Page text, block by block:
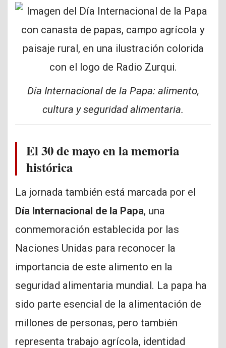
Día Internacional de la Papa: alimento,
cultura y seguridad alimentaria.
El 30 de mayo en la memoria
histórica
La jornada también está marcada por el
Día Internacional de la Papa, una
conmemoración establecida por las
Naciones Unidas para reconocer la
importancia de este alimento en la
seguridad alimentaria mundial. La papa ha
sido parte esencial de la alimentación de
millones de personas, pero también
representa trabajo agrícola, identidad